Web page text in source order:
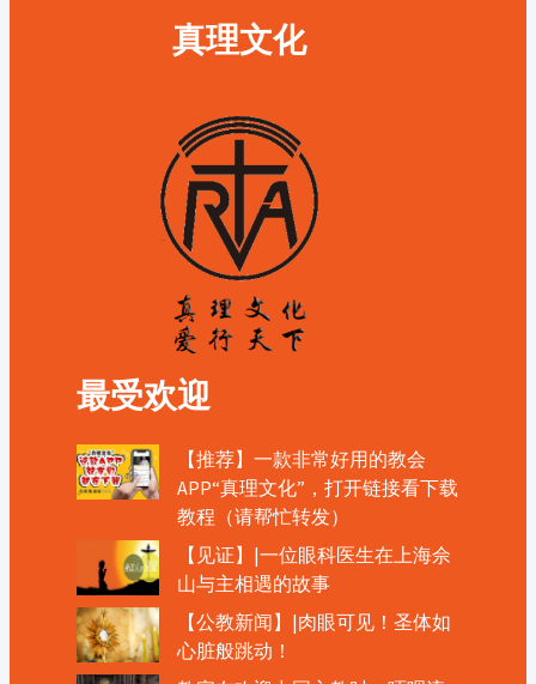
真理文化
最受欢迎
【推荐】一款非常好用的教会
APP“真理文化”，打开链接看下载
教程（请帮忙转发）
【见证】|一位眼科医生在上海佘
山与主相遇的故事
【公教新闻】|肉眼可见！圣体如
心脏般跳动！